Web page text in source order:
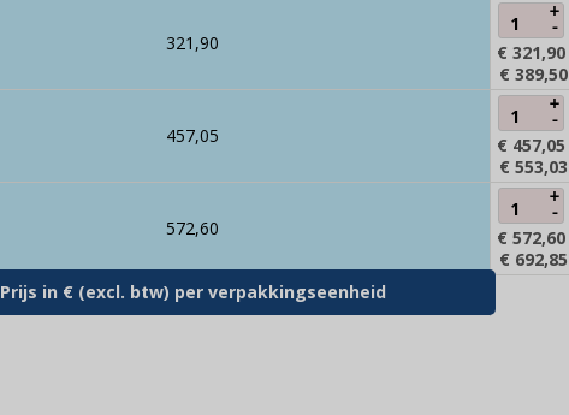
Prijs in € (excl. btw) per verpakkingseenheid
321,90
+
-
€ 321,90
€ 389,50
457,05
+
-
€ 457,05
€ 553,03
572,60
+
-
€ 572,60
€ 692,85